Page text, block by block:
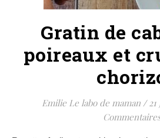
Gratin de
poireaux et
Emilie Le labo de maman /